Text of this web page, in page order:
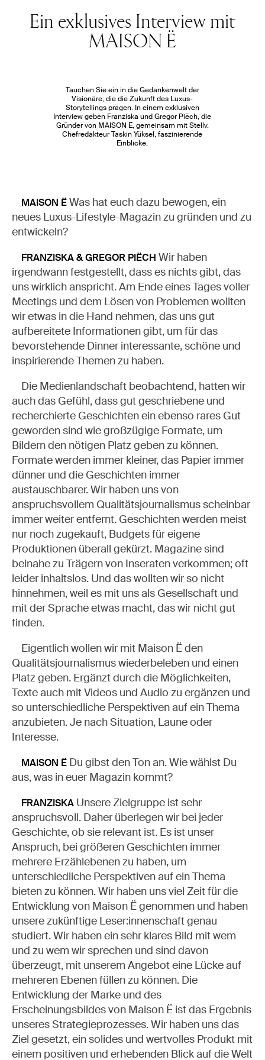
Ein exklusives Interview mit
MAISON Ë
Tauchen Sie ein in die Gedankenwelt der
Visionäre, die die Zukunft des Luxus-
Storytellings prägen. In einem exklusiven
Interview geben Franziska und Gregor Piëch, die
Gründer von MAISON Ë, gemeinsam mit Stellv.
Chefredakteur Taskin Yüksel, faszinierende
Einblicke.
MAISON ËWas hat euch dazu bewogen, ein
neues Luxus-Lifestyle-Magazin zu gründen und zu
entwickeln?
FRANZISKA & GREGOR PIËCH Wir haben
irgendwann festgestellt, dass es nichts gibt, das
uns wirklich anspricht. Am Ende eines Tages voller
Meetings und dem Lösen von Problemen wollten
wir etwas in die Hand nehmen, das uns gut
aufbereitete Informationen gibt, um für das
bevorstehende Dinner interessante, schöne und
inspirierende Themen zu haben.
Die Medienlandschaft beobachtend, hatten wir
auch das Gefühl, dass gut geschriebene und
recherchierte Geschichten ein ebenso rares Gut
geworden sind wie großzügige Formate, um
Bildern den nötigen Platz geben zu können.
Formate werden immer kleiner, das Papier immer
dünner und die Geschichten immer
austauschbarer. Wir haben uns von
anspruchsvollem Qualitätsjournalismus scheinbar
immer weiter entfernt. Geschichten werden meist
nur noch zugekauft, Budgets für eigene
Produktionen überall gekürzt. Magazine sind
beinahe zu Trägern von Inseraten verkommen; oft
leider inhaltslos. Und das wollten wir so nicht
hinnehmen, weil es mit uns als Gesellschaft und
mit der Sprache etwas macht, das wir nicht gut
finden.
Eigentlich wollen wir mit Maison Ë den
Qualitätsjournalismus wiederbeleben und einen
Platz geben. Ergänzt durch die Möglichkeiten,
Texte auch mit Videos und Audio zu ergänzen und
so unterschiedliche Perspektiven auf ein Thema
anzubieten. Je nach Situation, Laune oder
Interesse.
MAISON Ë Du gibst den Ton an. Wie wählst Du
aus, was in euer Magazin kommt?
FRANZISKA Unsere Zielgruppe ist sehr
anspruchsvoll. Daher überlegen wir bei jeder
Geschichte, ob sie relevant ist. Es ist unser
Anspruch, bei größeren Geschichten immer
mehrere Erzählebenen zu haben, um
unterschiedliche Perspektiven auf ein Thema
bieten zu können. Wir haben uns viel Zeit für die
Entwicklung von Maison Ë genommen und haben
unsere zukünftige Leser:innenschaft genau
studiert. Wir haben ein sehr klares Bild mit wem
und zu wem wir sprechen und sind davon
überzeugt, mit unserem Angebot eine Lücke auf
mehreren Ebenen füllen zu können. Die
Entwicklung der Marke und des
Erscheinungsbildes von Maison Ë ist das Ergebnis
unseres Strategieprozesses. Wir haben uns das
Ziel gesetzt, ein solides und wertvolles Produkt mit
einem positiven und erhebenden Blick auf die Welt